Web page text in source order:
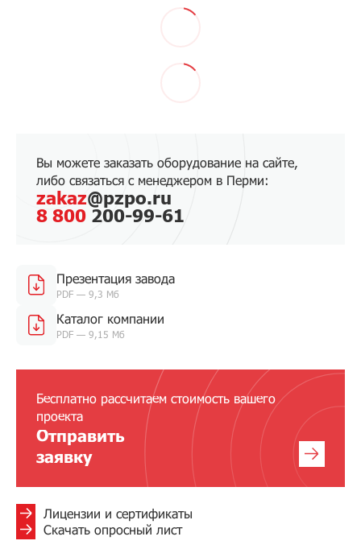
Вы можете заказать оборудование на сайте,
либо связаться с менеджером в Перми:
zakaz@pzpo.ru
8 800 200-99-61
Презентация завода
PDF — 9,3 Мб
Каталог компании
PDF — 9,15 Мб
Бесплатно рассчитаем стоимость вашего
проекта
Отправить
заявку
Лицензии и сертификаты
Скачать опросный лист